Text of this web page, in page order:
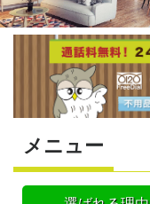
メニュー